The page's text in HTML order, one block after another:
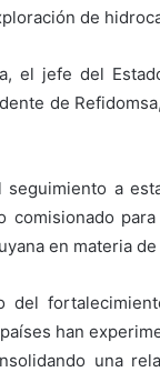
de
el jefe del
de
seguimiento a
comisionado
en materia
del
han
una